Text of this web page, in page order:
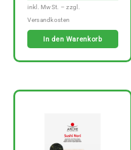
In den Warenkorb